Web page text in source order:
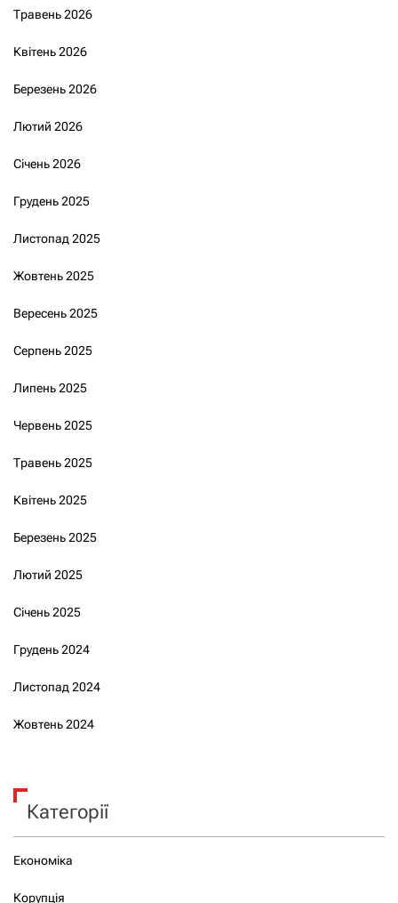
Травень 2026
Квітень 2026
Березень 2026
Лютий 2026
Січень 2026
Грудень 2025
Листопад 2025
Жовтень 2025
Вересень 2025
Серпень 2025
Липень 2025
Червень 2025
Травень 2025
Квітень 2025
Березень 2025
Лютий 2025
Січень 2025
Грудень 2024
Листопад 2024
Жовтень 2024
Категорії
Економіка
Корупція